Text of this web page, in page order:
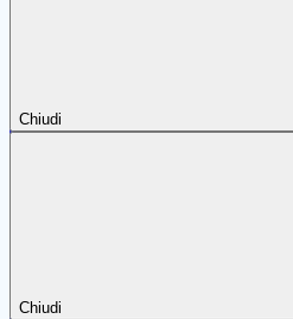
Chiudi
Chiudi